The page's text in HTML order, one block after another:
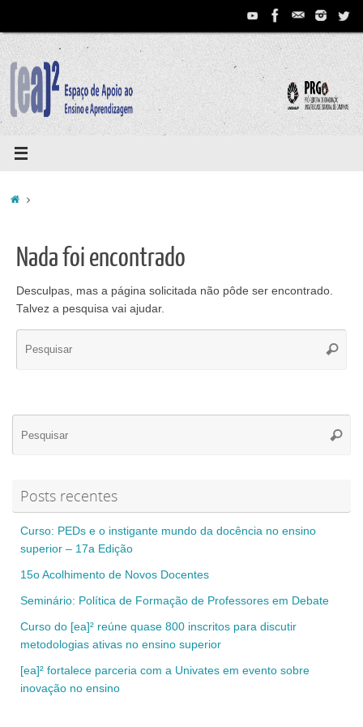
conteúdo
Home
Nada foi encontrado
Desculpas, mas a página solicitada não pôde ser encontrado.
Talvez a pesquisa vai ajudar.
Posts recentes
Curso: PEDs e o instigante mundo da docência no ensino
superior – 17a Edição
15o Acolhimento de Novos Docentes
Seminário: Política de Formação de Professores em Debate
Curso do [ea]² reúne quase 800 inscritos para discutir
metodologias ativas no ensino superior
[ea]² fortalece parceria com a Univates em evento sobre
inovação no ensino